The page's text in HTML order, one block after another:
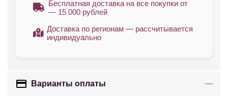
Бесплатная доставка на все покупки от
— 15 000 рублей
Доставка по регионам — рассчитывается
индивидуально
Варианты оплаты